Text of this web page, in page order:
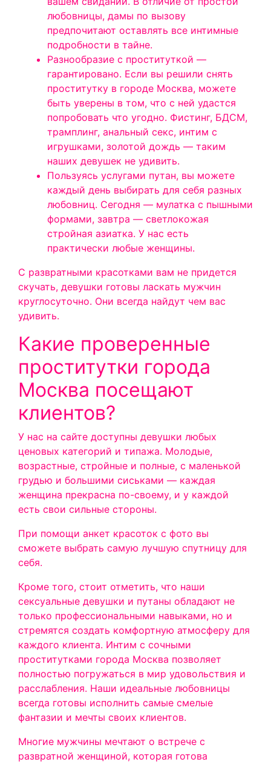
любовницы, дамы по вызову
предпочитают оставлять все интимные
подробности в тайне.
Разнообразие с проституткой —
гарантировано. Если вы решили снять
проститутку в городе Москва, можете
быть уверены в том, что с ней удастся
попробовать что угодно. Фистинг, БДСМ,
трамплинг, анальный секс, интим с
игрушками, золотой дождь — таким
наших девушек не удивить.
Пользуясь услугами путан, вы можете
каждый день выбирать для себя разных
любовниц. Сегодня — мулатка с пышными
формами, завтра — светлокожая
стройная азиатка. У нас есть
практически любые женщины.
С развратными красотками вам не придется
скучать, девушки готовы ласкать мужчин
круглосуточно. Они всегда найдут чем вас
удивить.
Какие проверенные
проститутки города
Москва посещают
клиентов?
У нас на сайте доступны девушки любых
ценовых категорий и типажа. Молодые,
возрастные, стройные и полные, с маленькой
грудью и большими сиськами — каждая
женщина прекрасна по-своему, и у каждой
есть свои сильные стороны.
При помощи анкет красоток с фото вы
сможете выбрать самую лучшую спутницу для
себя.
Кроме того, стоит отметить, что наши
сексуальные девушки и путаны обладают не
только профессиональными навыками, но и
стремятся создать комфортную атмосферу для
каждого клиента. Интим с сочными
проститутками города Москва позволяет
полностью погружаться в мир удовольствия и
расслабления. Наши идеальные любовницы
всегда готовы исполнить самые смелые
фантазии и мечты своих клиентов.
Многие мужчины мечтают о встрече с
развратной женщиной, которая готова